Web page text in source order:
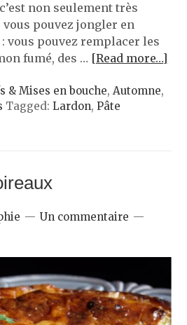
non seulement très
pouvez jongler en
vous pouvez remplacer les
fumé, des … [Read more…]
& Mises en bouche,Automne,
Tagged:Lardon,Pâte
Un commentaire